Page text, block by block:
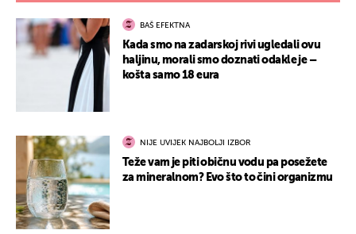
BAŠ EFEKTNA
Kada smo na zadarskoj rivi ugledali ovu
haljinu, morali smo doznati odakle je –
košta samo 18 eura
NIJE UVIJEK NAJBOLJI IZBOR
Teže vam je piti običnu vodu pa posežete
za mineralnom? Evo što to čini organizmu